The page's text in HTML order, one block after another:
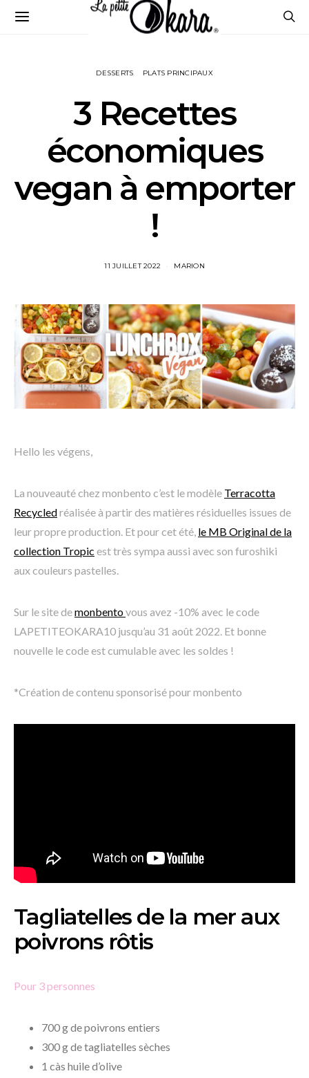
DESSERTS PLATS PRINCIPAUX
3 Recettes
économiques
vegan à emporter
!
11 JUILLET 2022 MARION
Hello les végens,
La nouveauté chez monbento c’est le modèle Terracotta
Recycledréalisée à partir des matières résiduelles issues de
leur propre production. Et pour cet été, le MB Original de la
collection Tropic est très sympa aussi avec son furoshiki
aux couleurs pastelles.
Sur le site demonbentovous avez -10% avec le code
LAPETITEOKARA10 jusqu’au 31 août 2022. Et bonne
nouvelle le code est cumulable avec les soldes !
*Création de contenu sponsorisé pour monbento
Tagliatelles de la mer aux
poivrons rôtis
Pour 3 personnes
700 g de poivrons entiers
300 g de tagliatelles sèches
1 càs huile d’olive